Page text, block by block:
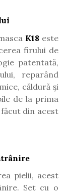
K18este
firului de
patentată,
reparând
căldură și
de la prima
din acest
pielii, acest
Set cu o